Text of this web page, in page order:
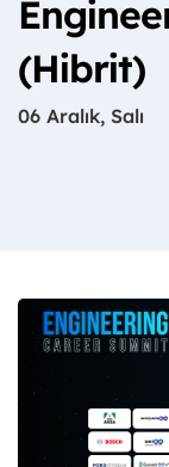
(Hibrit)
06 Aralık, Salı